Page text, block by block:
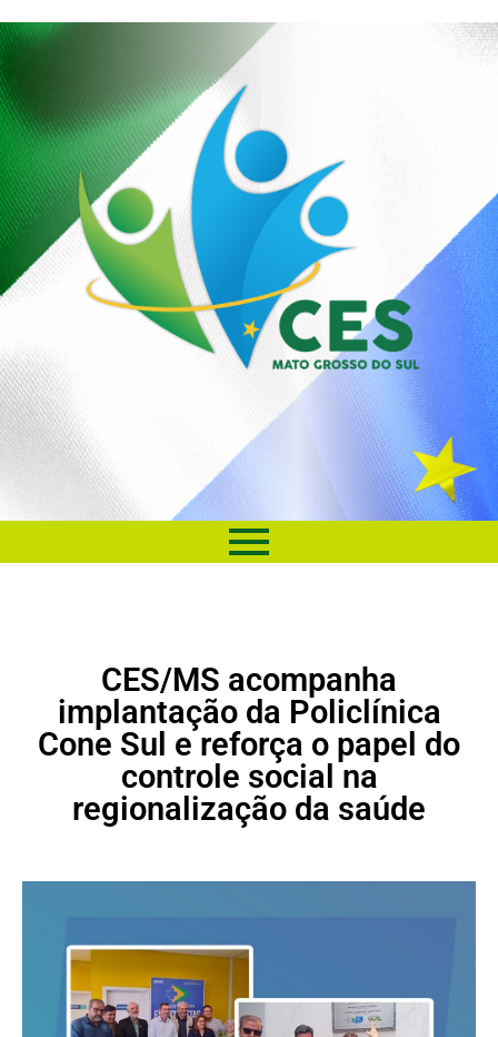
CES/MS acompanha
implantação da Policlínica
Cone Sul e reforça o papel do
controle social na
regionalização da saúde